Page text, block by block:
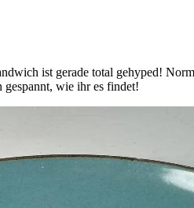
ist gerade total gehyped!
gespannt, wie ihr es findet!